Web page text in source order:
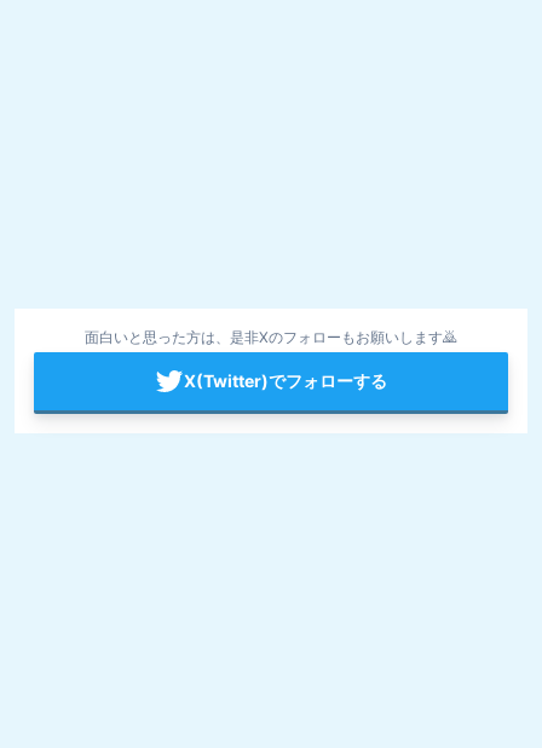
面白いと思った方は、是非Xのフォローもお願いします🙇
X(Twitter)でフォローする